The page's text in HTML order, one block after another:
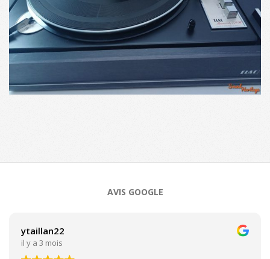
AVIS GOOGLE
ytaillan22
il y a 3 mois